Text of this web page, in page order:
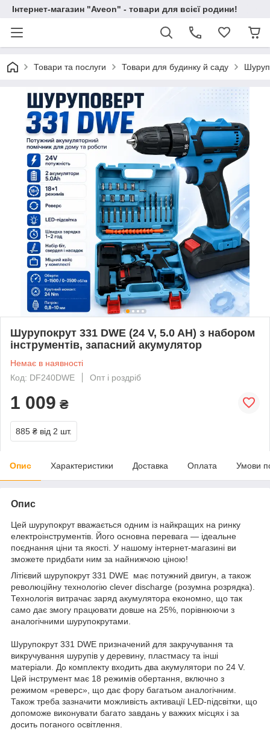
Інтернет-магазин "Aveon" - товари для всієї родини!
Товари та послуги Товари для будинку й саду
Шурупокрут 331 DWE (24 V, 5.0 AH) з набором
інструментів, запасний акумулятор
Немає в наявності
Код: DF240DWE
Опт і роздріб
1 009 ₴
885 ₴ від 2 шт.
Опис Характеристики Доставка Оплата Умови
Опис
Цей шурупокрут вважається одним із найкращих на ринку
електроінструментів. Його основна перевага — ідеальне
поєднання ціни та якості. У нашому інтернет-магазині ви
зможете придбати ним за найнижчою ціною!
Літієвий шурупокрут 331 DWE має потужний двигун, а також
революційну технологію clever discharge (розумна розрядка).
Технологія витрачає заряд акумулятора економно, що так
само дає змогу працювати довше на 25%, порівнюючи з
аналогічними шурупокрутами.
Шурупокрут 331 DWE призначений для закручування та
викручування шурупів у деревину, пластмасу та інші
матеріали. До комплекту входить два акумулятори по 24 V.
Цей інструмент має 18 режимів обертання, включно з
режимом «реверс», що дає фору багатьом аналогічним.
Також треба зазначити можливість активації LED-підсвітки, що
допоможе виконувати багато завдань у важких місцях і за
досить поганого освітлення.